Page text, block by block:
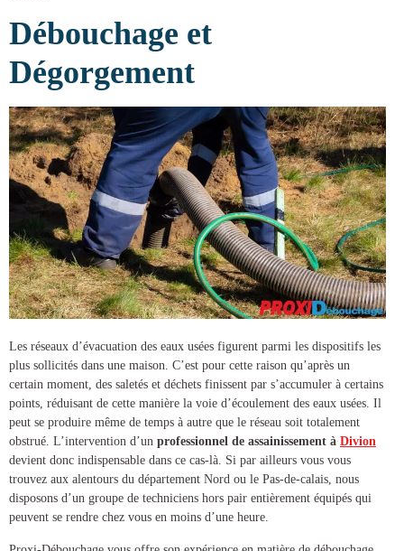
Débouchage et
Dégorgement
Les réseaux d’évacuation des eaux usées figurent parmi les dispositifs les
plus sollicités dans une maison. C’est pour cette raison qu’après un
certain moment, des saletés et déchets finissent par s’accumuler à certains
points, réduisant de cette manière la voie d’écoulement des eaux usées. Il
peut se produire même de temps à autre que le réseau soit totalement
obstrué. L’intervention d’un professionnel de assainissement à Divion
devient donc indispensable dans ce cas-là. Si par ailleurs vous vous
trouvez aux alentours du département Nord ou le Pas-de-calais, nous
disposons d’un groupe de techniciens hors pair entièrement équipés qui
peuvent se rendre chez vous en moins d’une heure.